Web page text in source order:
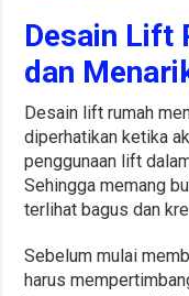
Desain Lift
dan
Desain lift rumah
diperhatikan ketika
penggunaan lift
Sehingga memang
terlihat bagus dan
Sebelum mulai
harus